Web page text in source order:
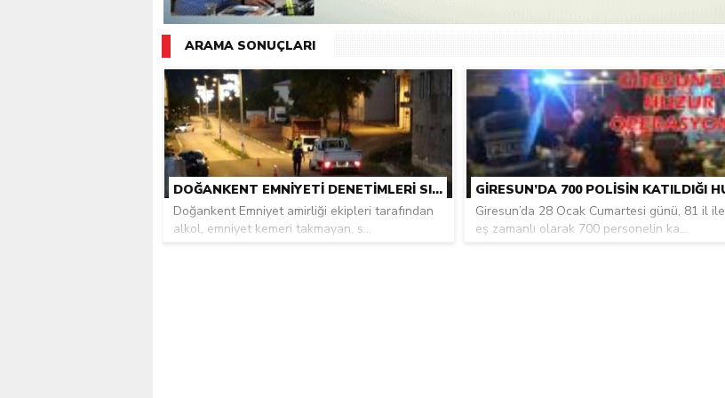
ARAMA SONUÇLARI
DOĞANKENT EMNIYETI DENETIMLERI SIKLAŞTIRDI
Doğankent Emniyet amirliği ekipleri tarafından
alkol, emniyet kemeri takmayan, s...
Giresun’da 28 Ocak Cumartesi günü, 81 il ile
eş zamanlı olarak 700 personelin ka...